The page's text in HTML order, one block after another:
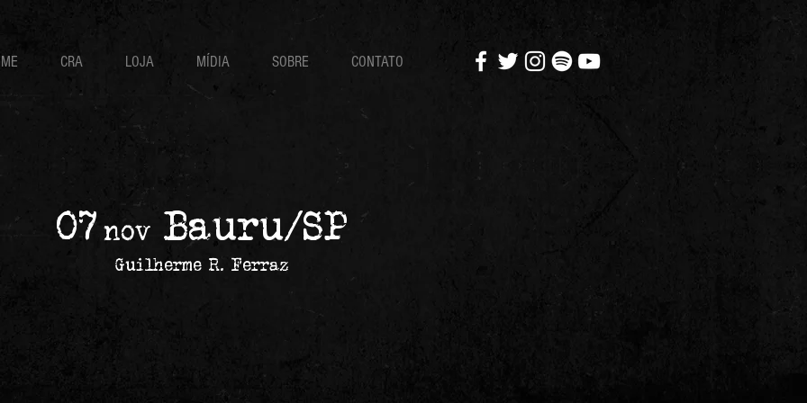
CRA LOJA MÍDIA SOBRE CONTATO
07 nov Bauru/SP
Guilherme R. Ferraz